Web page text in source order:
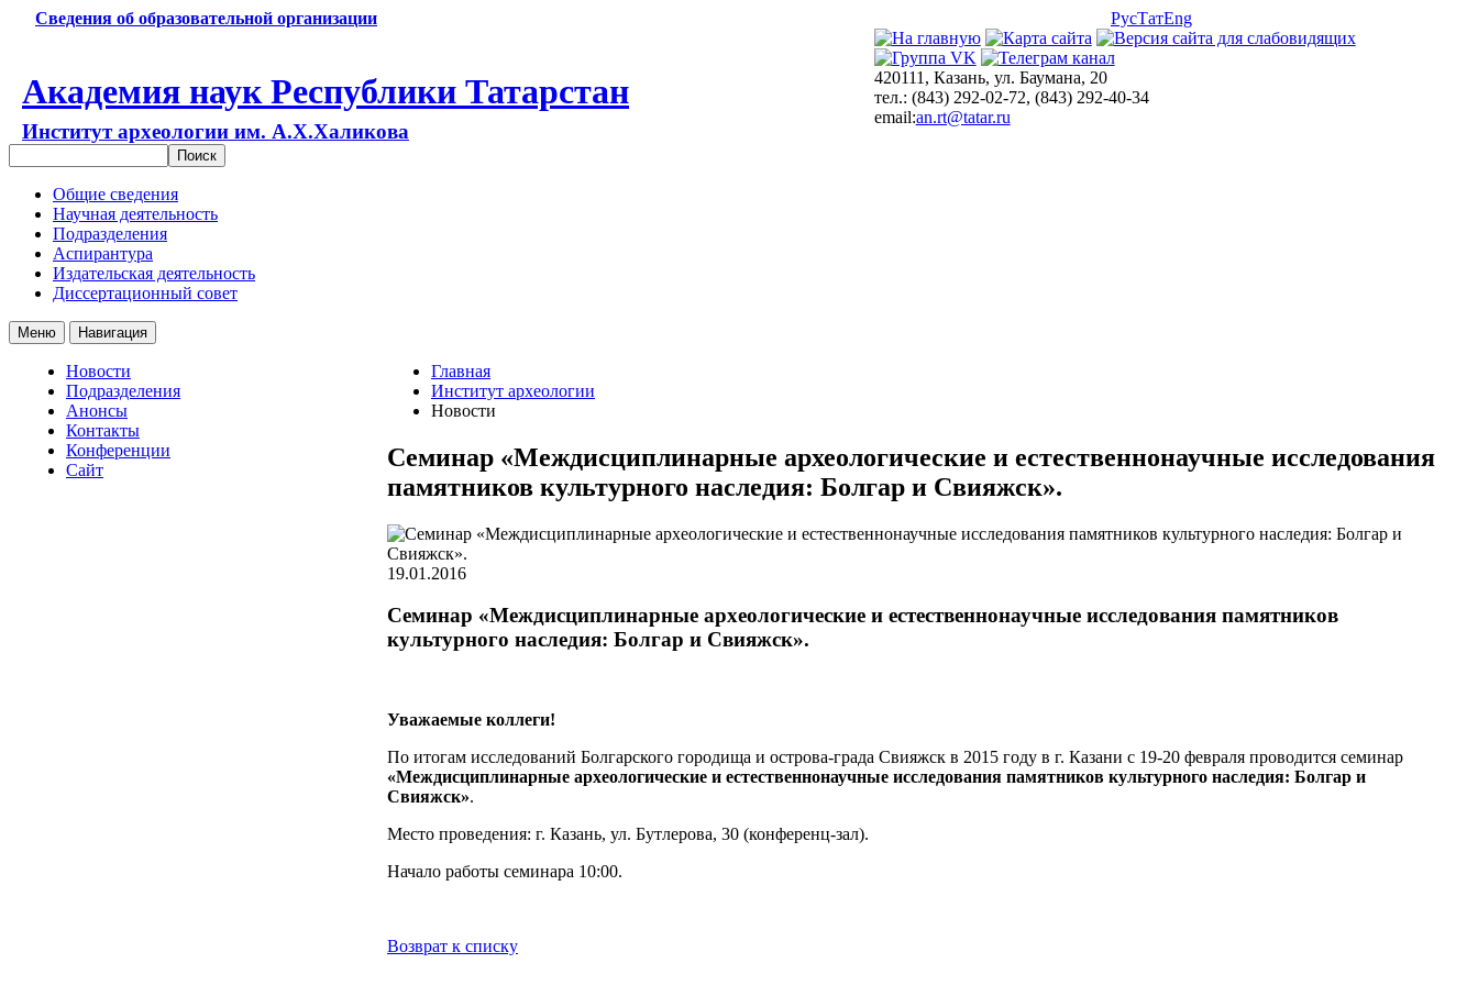
Сведения об образовательной организации РусТатEng
Академия наук Республики Татарстан
Институт археологии им. А.Х.Халикова
420111, Казань, ул. Баумана, 20
тел.: (843) 292-02-72, (843) 292-40-34
email:an.rt@tatar.ru
Общие сведения
Научная деятельность
Подразделения
Аспирантура
Издательская деятельность
Диссертационный совет
Меню Навигация
Новости
Подразделения
Анонсы
Контакты
Конференции
Сайт
Главная
Институт археологии
Новости
Семинар «Междисциплинарные археологические и естественнонаучные исследования
памятников культурного наследия: Болгар и Свияжск».
19.01.2016
Семинар «Междисциплинарные археологические и естественнонаучные исследования памятников
культурного наследия: Болгар и Свияжск».
Уважаемые коллеги!
По итогам исследований Болгарского городища и острова-града Свияжск в 2015 году в г. Казани с 19-20 февраля проводится семинар
«Междисциплинарные археологические и естественнонаучные исследования памятников культурного наследия: Болгар и
Свияжск».
Место проведения: г. Казань, ул. Бутлерова, 30 (конференц-зал).
Начало работы семинара 10:00.
Возврат к списку